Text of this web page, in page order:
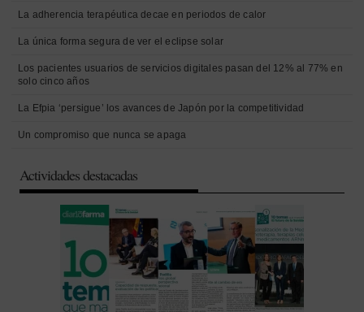
La adherencia terapéutica decae en periodos de calor
La única forma segura de ver el eclipse solar
Los pacientes usuarios de servicios digitales pasan del 12% al 77% en
solo cinco años
La Efpia ‘persigue’ los avances de Japón por la competitividad
Un compromiso que nunca se apaga
Actividades destacadas